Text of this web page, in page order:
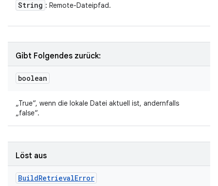
String : Remote-Dateipfad.
Gibt Folgendes zurück:
boolean
„True“, wenn die lokale Datei aktuell ist, andernfalls
„false“.
Löst aus
BuildRetrievalError